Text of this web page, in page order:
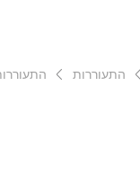
התעוררות התעוררות – 31.12.23 –